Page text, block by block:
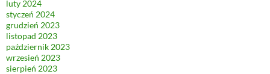
luty 2024
styczeń 2024
grudzień 2023
listopad 2023
październik 2023
wrzesień 2023
sierpień 2023